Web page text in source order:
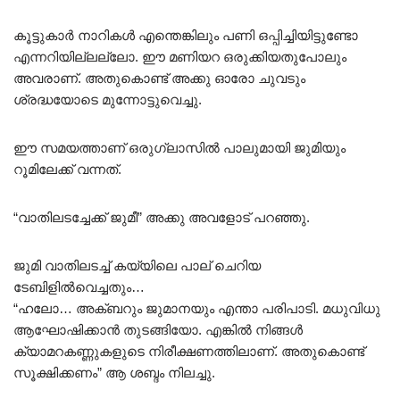
കൂട്ടുകാർ നാറികൾ എന്തെങ്കിലും പണി ഒപ്പിച്ചിയിട്ടുണ്ടോ
എന്നറിയില്ലല്ലോ. ഈ മണിയറ ഒരുക്കിയതുപോലും
അവരാണ്. അതുകൊണ്ട് അക്കു ഓരോ ചുവടും
ശ്രദ്ധയോടെ മുന്നോട്ടുവെച്ചു.
ഈ സമയത്താണ് ഒരുഗ്ലാസിൽ പാലുമായി ജുമിയും
റൂമിലേക്ക് വന്നത്.
“വാതിലടച്ചേക്ക് ജുമീ” അക്കു അവളോട് പറഞ്ഞു.
ജുമി വാതിലടച്ച് കയ്യിലെ പാല് ചെറിയ
ടേബിളിൽവെച്ചതും…
“ഹലോ… അക്ബറും ജുമാനയും എന്താ പരിപാടി. മധുവിധു
ആഘോഷിക്കാൻ തുടങ്ങിയോ. എങ്കിൽ നിങ്ങൾ
ക്യാമറകണ്ണുകളുടെ നിരീക്ഷണത്തിലാണ്. അതുകൊണ്ട്
സൂക്ഷിക്കണം” ആ ശബ്ദം നിലച്ചു.